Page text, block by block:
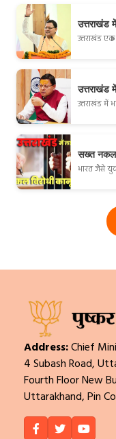
उत्तराखंड
उत्तराखंड
उत्तराखंड
उत्तराखंड में
सख्त नकल
भारत जैसे
Address:Chief
4 Subash Road,
Fourth Floor New
Uttarakhand, Pin